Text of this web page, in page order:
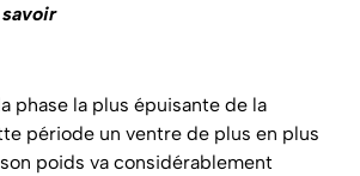
phase la plus épuisante de la
période un ventre de plus en plus
poids va considérablement